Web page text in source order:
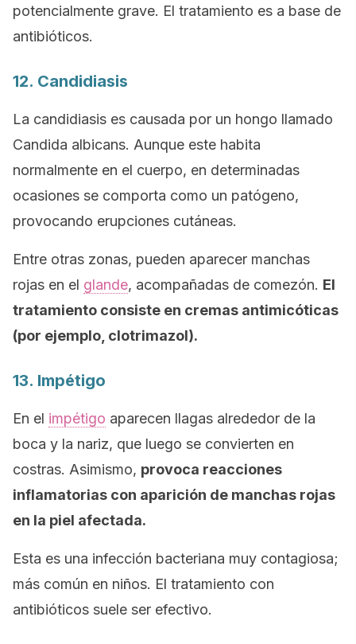
potencialmente grave. El tratamiento es a base de
antibióticos.
12. Candidiasis
La candidiasis es causada por un hongo llamado
Candida albicans. Aunque este habita
normalmente en el cuerpo, en determinadas
ocasiones se comporta como un patógeno,
provocando erupciones cutáneas.
Entre otras zonas, pueden aparecer manchas
rojas en el glande, acompañadas de comezón. El
tratamiento consiste en cremas antimicóticas
(por ejemplo, clotrimazol).
13. Impétigo
En el impétigo aparecen llagas alrededor de la
boca y la nariz, que luego se convierten en
costras. Asimismo, provoca reacciones
inflamatorias con aparición de manchas rojas
en la piel afectada.
Esta es una infección bacteriana muy contagiosa;
más común en niños. El tratamiento con
antibióticos suele ser efectivo.